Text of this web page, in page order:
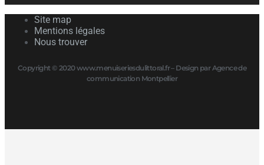
Site map
Mentions légales
Nous trouver
Copyright © 2020 www.menuiseriesdulittoral.fr – Design par Agence de
communication Montpellier